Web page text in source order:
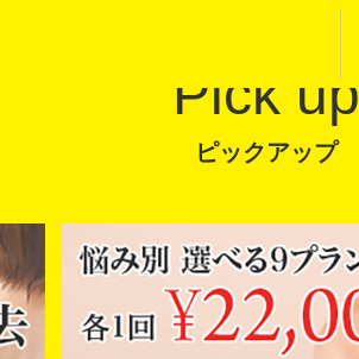
Pick up
ピックアップ